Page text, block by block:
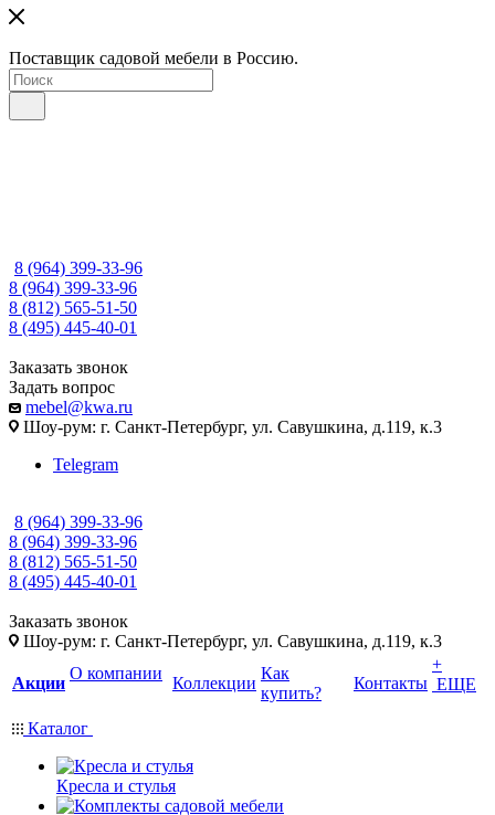
Поставщик садовой мебели в Россию.
8 (964) 399-33-96
8 (964) 399-33-96
8 (812) 565-51-50
8 (495) 445-40-01
Заказать звонок
Задать вопрос
mebel@kwa.ru
Шоу-рум: г. Санкт-Петербург, ул. Савушкина, д.119, к.3
Telegram
8 (964) 399-33-96
8 (964) 399-33-96
8 (812) 565-51-50
8 (495) 445-40-01
Заказать звонок
Шоу-рум: г. Санкт-Петербург, ул. Савушкина, д.119, к.3
Акции
О компании
Коллекции
Как
купить?
Контакты
+
ЕЩЕ
Каталог
Кресла и стулья